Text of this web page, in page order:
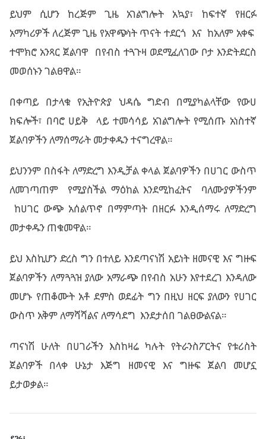
ይህም ሲሆን ከረጅም ጊዜ አገልግሎት አኳያ፣ ከፍተኛ የዘርፉ
አማካሪዎች ለረጅም ጊዜ የአዋጭነት ጥናት ተደርጎ እና ከአለም አቀፍ
ተሞክሮ አንጻር ጀልባዋ በየብስ ተጓጉዛ ወደሚፈለገው ቦታ እንድትደርስ
መወሰኑን ገልፀዋል።
በቀጣይ በታላቁ የኢትዮጵያ ህዳሴ ግድብ በሚያካልላቸው የውሀ
ክፍሎች፣ በባሮ ሀይቅ ላይ ተመሳሳይ አገልግሎት የሚሰጡ አነስተኛ
ጀልባዎችን ለማሰማራት መታቀዱን ተናግረዋል።
ይህንንም በስፋት ለማድረግ እንዲቻል ቀላል ጀልባዎችን በሀገር ውስጥ
ለመገጣጠም የሚያስችል ማዕከል እንደሚከፈትና ባለሙያዎችንም
ከሀገር ውጭ አሰልጥኖ በማምጣት በዘርፉ እንዲሰማሩ ለማድረግ
መታቀዱን ጠቁመዋል።
ይህ እስኪሆን ድረስ ግን በተለይ እንደጣናነሽ አይነት ዘመናዊ እና ግዙፍ
ጀልባዎችን ለማጓጓዝ ያለው አማራጭ በየብስ አሁን እየተደረገ እንዳለው
መሆኑ የጠቆሙት አቶ ደምስ ወደፊት ግን በዚህ ዘርፍ ያለውን የሀገር
ውስጥ አቅም ለማሻሻልና ለማሳደግ እንደታሰበ ገልፀውልናል።
ጣናነሽ ሁለት በሀገራችን እስከዛሬ ካሉት የትራንስፖርትና የቱሪስት
ጀልባዎች በላቀ ሁኔታ እጅግ ዘመናዊ እና ግዙፍ ጀልባ መሆኗ
ይታወቃል።